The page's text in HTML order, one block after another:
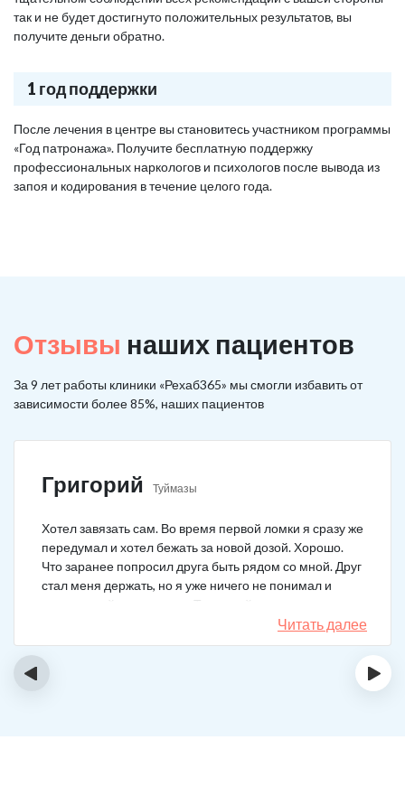
так и не будет достигнуто положительных результатов, вы
получите деньги обратно.
1 год поддержки
После лечения в центре вы становитесь участником программы
«Год патронажа». Получите бесплатную поддержку
профессиональных наркологов и психологов после вывода из
запоя и кодирования в течение целого года.
Отзывы наших пациентов
За 9 лет работы клиники «Рехаб365» мы смогли избавить от
зависимости более 85%, наших пациентов
Григорий Туймазы
Хотел завязать сам. Во время первой ломки я сразу же
передумал и хотел бежать за новой дозой. Хорошо.
Что заранее попросил друга быть рядом со мной. Друг
стал меня держать, но я уже ничего не понимал и
начал силой вырываться. Тогда мой товарищ просто
связан меня и позвонил в клинику. На дом приехал
нарколог, мне сделали какую-то капельницу, после
для прохождения курса реабилитации, так я и сделал.
Читать далее
‹ ›